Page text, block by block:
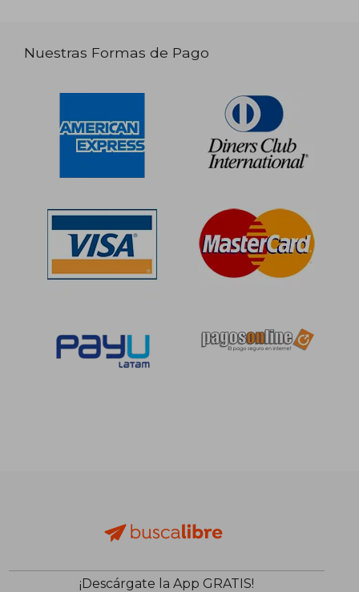
Nuestras Formas de Pago
¡Descárgate la App GRATIS!